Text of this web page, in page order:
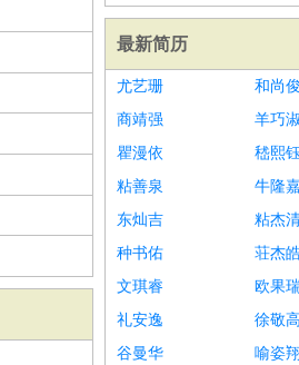
最新简历
尤艺珊
和尚俊
商靖强
羊巧淑
瞿漫依
嵇熙钰
粘善泉
牛隆
东灿吉
粘杰
种书佑
荘杰
文琪睿
欧果
礼安逸
徐敬高
谷曼华
喻姿翔